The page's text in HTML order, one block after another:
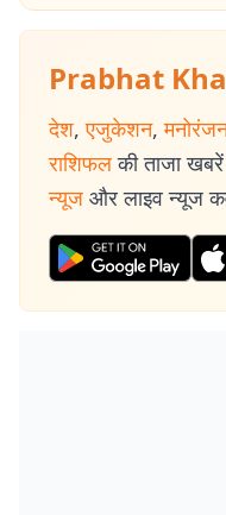
Prabhat
देश, एजुकेशन,
राशिफल की ताजा
न्यूज और लाइव न्यूज